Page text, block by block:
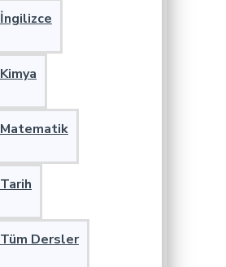
İngilizce
Kimya
Matematik
Tarih
Tüm Dersler